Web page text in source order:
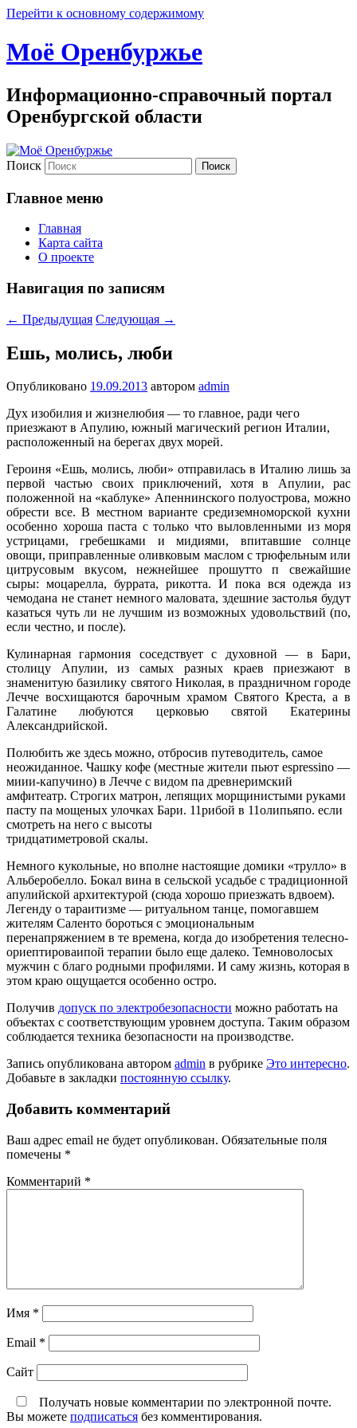
Перейти к основному содержимому
Моё Оренбуржье
Информационно-справочный портал
Оренбургской области
Поиск
Главное меню
Главная
Карта сайта
О проекте
Навигация по записям
← Предыдущая Следующая →
Ешь, молись, люби
Опубликовано 19.09.2013 автором admin
Дух изобилия и жизнелюбия — то главное, ради чего
приезжают в Апулию, южный магический регион Италии,
расположенный на берегах двух морей.
Героиня «Ешь, молись, люби» отправилась в Италию лишь за
первой частью своих приключений, хотя в Апулии, рас
положенной на «каблуке» Апеннинского полуострова, можно
обрести все.В местном варианте средиземноморской кухни
особенно хороша паста с только что выловленными из моря
устрицами, гребешками и мидиями, впитавшие солнце
овощи, приправленные оливковым маслом с трюфельным или
цитрусовым вкусом, нежнейшее прошутто п свежайшие
сыры: моцарелла, буррата, рикотта. И пока вся одежда из
чемодана не станет немного маловата, здешние застолья будут
казаться чуть ли не лучшим из возможных удовольствий (по,
если честно, и после).
Кулинарная гармония соседствует с духовной — в Бари,
столицу Апулии, из самых разных краев приезжают в
знаменитую базилику святого Николая, в праздничном городе
Лечче восхищаются барочным храмом Святого Креста, а в
Галатине любуются церковью святой Екатерины
Александрийской.
Полюбить же здесь можно, отбросив путеводитель, самое
неожиданное. Чашку кофе (местные жители пьют espressino —
миии-капучино) в Лечче с видом па древнеримский
амфитеатр. Строгих матрон, лепящих морщинистыми руками
пасту па мощеных улочках Бари. 11рибой в 11олипьяпо. если
смотреть на него с высоты
тридцатиметровой скалы.
Немного кукольные, но вполне настоящие домики «трулло» в
Альберобелло. Бокал вина в сельской усадьбе с традиционной
апулийской архитектурой (сюда хорошо приезжать вдвоем).
Легенду о тараитизме — ритуальном танце, помогавшем
жителям Саленто бороться с эмоциональным
перенапряжением в те времена, когда до изобретения телесно-
ориептироваипой терапии было еще далеко. Темноволосых
мужчин с благо родными профилями. И саму жизнь, которая в
этом краю ощущается особенно остро.
Получив допуск по электробезопасности можно работать на
объектах с соответствующим уровнем доступа. Таким образом
соблюдается техника безопасности на производстве.
Запись опубликована автором admin в рубрике Это интересно.
Добавьте в закладки постоянную ссылку.
Добавить комментарий
Ваш адрес email не будет опубликован. Обязательные поля
помечены *
Комментарий *
Имя *
Email *
Сайт
Получать новые комментарии по электронной почте.
Вы можете подписаться без комментирования.